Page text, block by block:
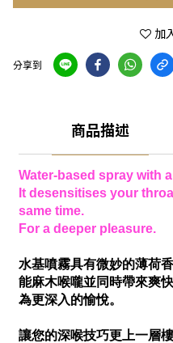
加
分享到
商品描述
Water-based spray with
It desensitises your
same time.
For a deeper pleasure.
水基噴霧具有微妙的薄荷香
能麻木喉嚨並同時帶來爽快
為更深入的愉悅。
讓您的深喉技巧更上一層樓